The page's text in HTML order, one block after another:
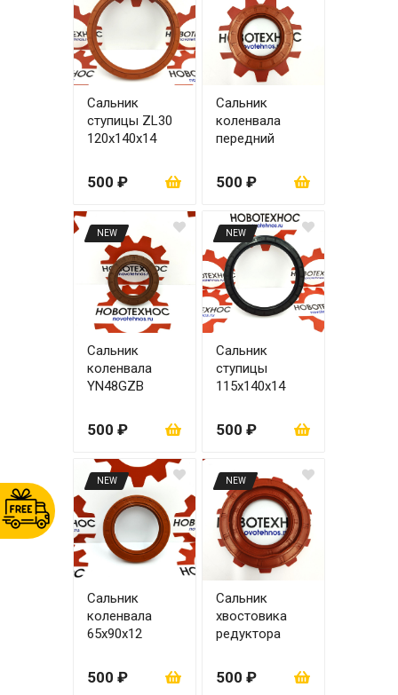
Сальник
ступицы ZL30
120x140x14
500 ₽
Сальник
коленвала
передний
55х85х12
500 ₽
NEW
Сальник
коленвала
YN48GZB
500 ₽
NEW
Сальник
ступицы
115х140х14
500 ₽
NEW
Сальник
коленвала
65х90х12
500 ₽
NEW
Сальник
хвостовика
редуктора
500 ₽